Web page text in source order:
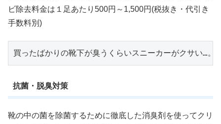
ビ除去料金は１足あたり500円～1,500円(税抜き・代引き
手数料別)
買ったばかりの靴下が臭うくらいスニーカーがクサい…。
抗菌・脱臭対策
靴の中の菌を除菌するために徹底した消臭剤を使ってクリ